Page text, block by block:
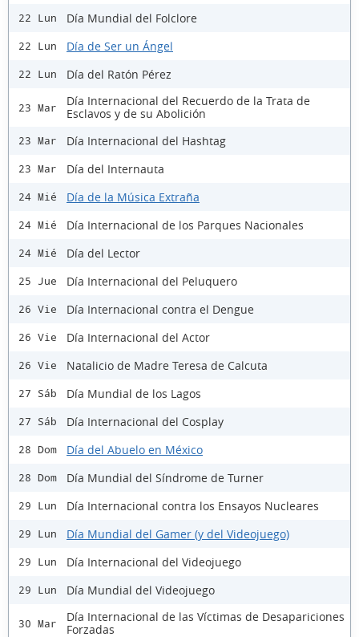
22 Lun Día Mundial del Folclore
22 Lun Día de Ser un Ángel
22 Lun Día del Ratón Pérez
23 Mar
Día Internacional del Recuerdo de la Trata de
Esclavos y de su Abolición
23 Mar Día Internacional del Hashtag
23 Mar Día del Internauta
24 Mié Día de la Música Extraña
24 Mié Día Internacional de los Parques Nacionales
24 Mié Día del Lector
25 Jue Día Internacional del Peluquero
26 Vie Día Internacional contra el Dengue
26 Vie Día Internacional del Actor
26 Vie Natalicio de Madre Teresa de Calcuta
27 Sáb Día Mundial de los Lagos
27 Sáb Día Internacional del Cosplay
28 Dom Día del Abuelo en México
28 Dom Día Mundial del Síndrome de Turner
29 Lun Día Internacional contra los Ensayos Nucleares
29 Lun Día Mundial del Gamer (y del Videojuego)
29 Lun Día Internacional del Videojuego
29 Lun Día Mundial del Videojuego
30 Mar
Día Internacional de las Víctimas de Desapariciones
Forzadas